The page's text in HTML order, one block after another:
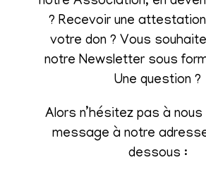
? Recevoir une
votre don ? Vous
notre Newsletter sous
Une question ?
Alors n’hésitez pas à
message à notre
dessous :